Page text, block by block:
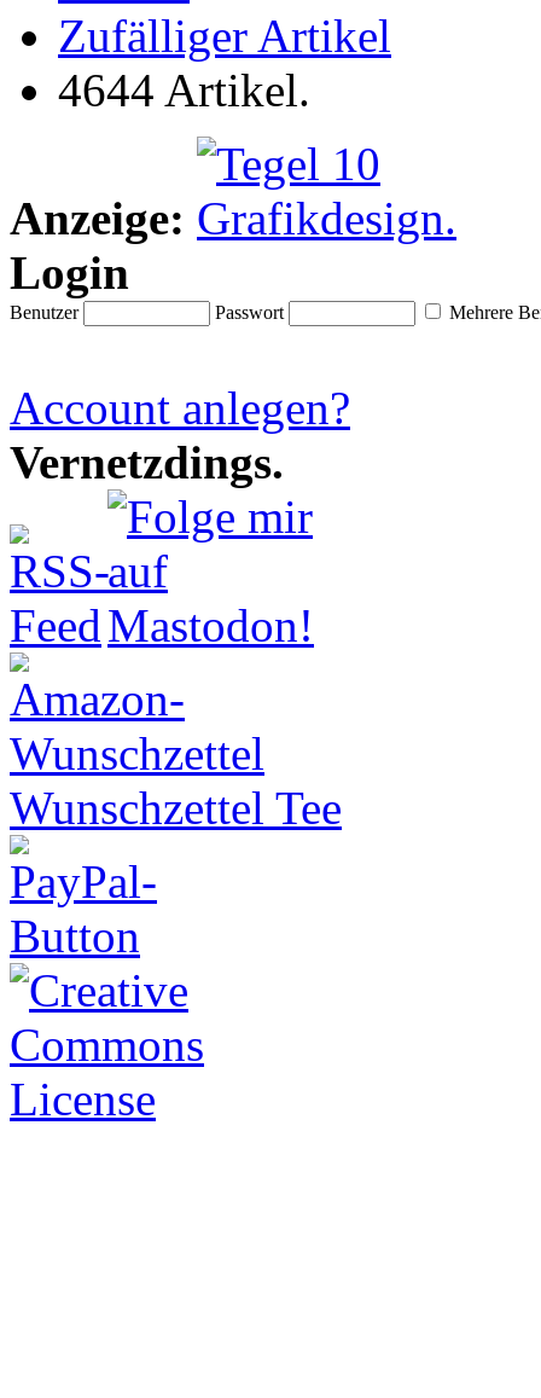
Zufälliger Artikel
4644 Artikel.
Anzeige:
Login
Benutzer Passwort Mehrere
Account anlegen?
Vernetzdings.
Wunschzettel Tee